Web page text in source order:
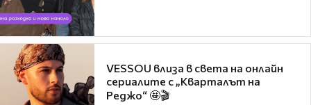
VESSOU влиза в света на онлайн
сериалите с „Кварталът на
Реджо“ 🤩🎬